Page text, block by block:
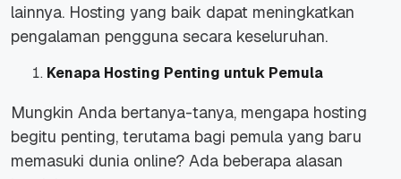
lainnya. Hosting yang baik dapat meningkatkan
pengalaman pengguna secara keseluruhan.
Kenapa Hosting Penting untuk Pemula
Mungkin Anda bertanya-tanya, mengapa hosting
begitu penting, terutama bagi pemula yang baru
memasuki dunia online? Ada beberapa alasan